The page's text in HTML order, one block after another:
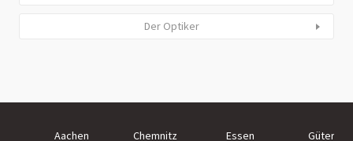
Der Optiker
Aachen Chemnitz Essen